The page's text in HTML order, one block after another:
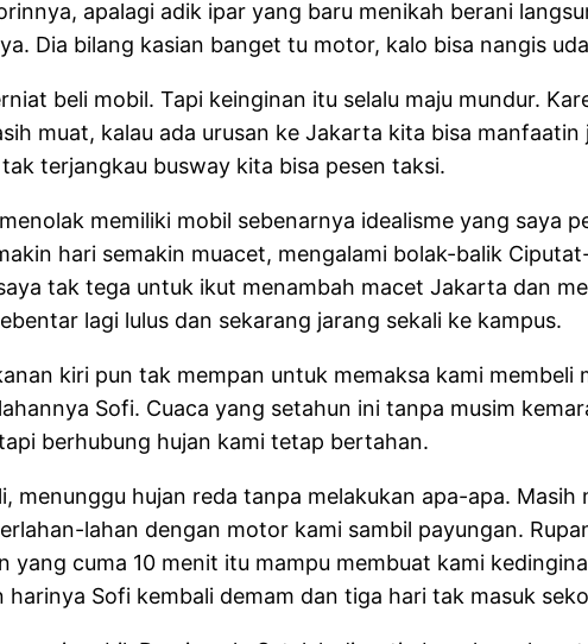
apalagi adik ipar yang baru menikah berani
Dia bilang kasian banget tu motor, kalo bisa nangis
beli mobil. Tapi keinginan itu selalu maju mundur.
muat, kalau ada urusan ke Jakarta kita bisa
terjangkau busway kita bisa pesen taksi.
memiliki mobil sebenarnya idealisme yang saya
hari semakin muacet, mengalami bolak-balik
tak tega untuk ikut menambah macet Jakarta dan
lagi lulus dan sekarang jarang sekali ke kampus.
kiri pun tak mempan untuk memaksa kami
Sofi. Cuaca yang setahun ini tanpa musim
berhubung hujan kami tetap bertahan.
menunggu hujan reda tanpa melakukan apa-apa.
lahan dengan motor kami sambil payungan.
yang cuma 10 menit itu mampu membuat kami
harinya Sofi kembali demam dan tiga hari tak masuk